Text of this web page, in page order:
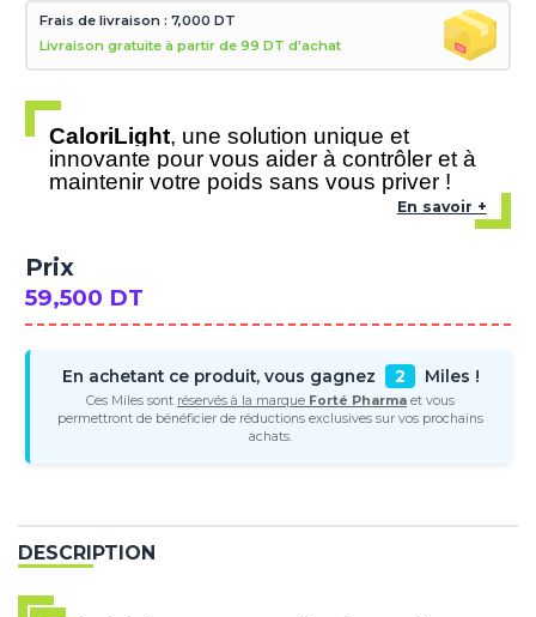
Frais de livraison : 7,000 DT
Livraison gratuite à partir de 99 DT d'achat
CaloriLight, une solution unique et
innovante pour vous aider à contrôler et à
maintenir votre poids sans vous priver !
En savoir +
Prix
59,500 DT
En achetant ce produit, vous gagnez 2 Miles !
Ces Miles sont réservés à la marque Forté Pharma et vous
permettront de bénéficier de réductions exclusives sur vos prochains
achats.
DESCRIPTION